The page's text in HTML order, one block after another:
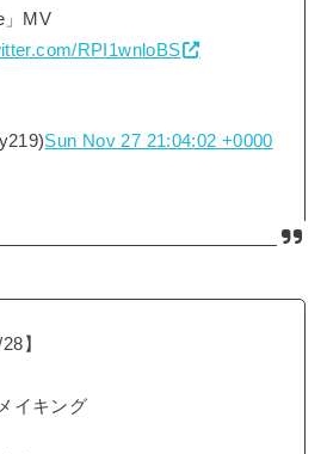
」MV
RPI1wnloBS
Sun Nov 27 21:04:02 +0000
】
イキング